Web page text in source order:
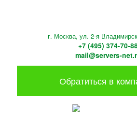
г. Москва, ул. 2-я
+7 (495) 374-70-
mail@servers-
Обратиться в